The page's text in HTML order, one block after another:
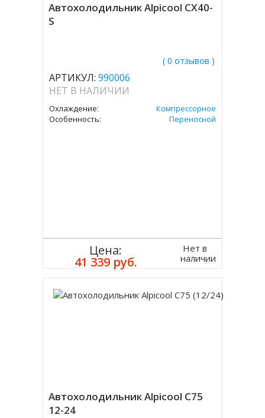
Автохолодильник Alpicool CX40-
S
( 0 отзывов )
АРТИКУЛ: 990006
НЕТ В НАЛИЧИИ
Охлаждение:
Компрессорное
Особенность:
Переносной
Цена:
41 339 руб.
Нет в
наличии
Автохолодильник Alpicool C75
12-24